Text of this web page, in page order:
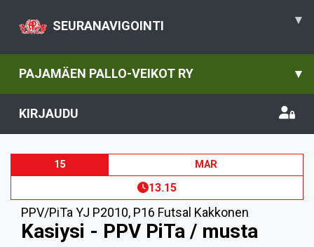
SEURANAVIGOINTI ▾
PAJAMÄEN PALLO-VEIKOT RY ▾
KIRJAUDU
15 MAR
13.15
PPV/PiTa YJ P2010, P16 Futsal Kakkonen
Kasiysi - PPV PiTa / musta